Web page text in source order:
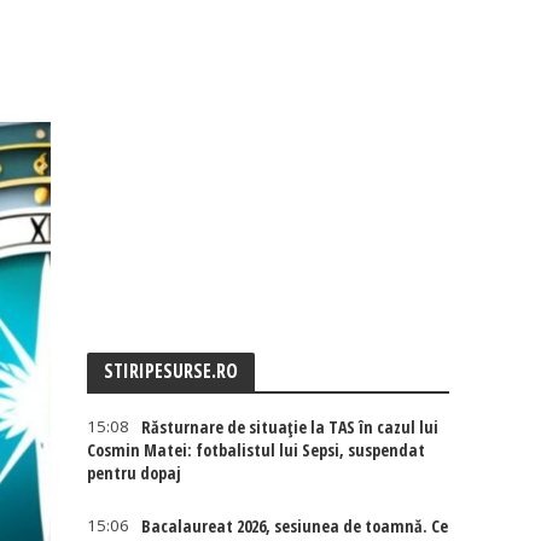
STIRIPESURSE.RO
15:08
Răsturnare de situație la TAS în cazul lui
Cosmin Matei: fotbalistul lui Sepsi, suspendat
pentru dopaj
15:06
Bacalaureat 2026, sesiunea de toamnă. Ce